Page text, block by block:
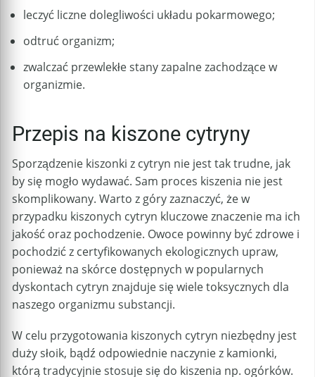
leczyć liczne dolegliwości układu pokarmowego;
odtruć organizm;
zwalczać przewlekłe stany zapalne zachodzące w
organizmie.
Przepis na kiszone cytryny
Sporządzenie kiszonki z cytryn nie jest tak trudne, jak
by się mogło wydawać. Sam proces kiszenia nie jest
skomplikowany. Warto z góry zaznaczyć, że w
przypadku kiszonych cytryn kluczowe znaczenie ma ich
jakość oraz pochodzenie. Owoce powinny być zdrowe i
pochodzić z certyfikowanych ekologicznych upraw,
ponieważ na skórce dostępnych w popularnych
dyskontach cytryn znajduje się wiele toksycznych dla
naszego organizmu substancji.
W celu przygotowania kiszonych cytryn niezbędny jest
duży słoik, bądź odpowiednie naczynie z kamionki,
którą tradycyjnie stosuje się do kiszenia np. ogórków.